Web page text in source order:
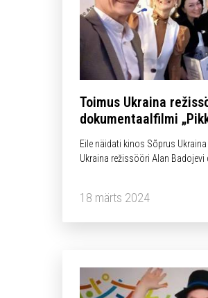
Toimus Ukraina
dokumentaalfilmi
Eile näidati kinos Sõprus
Ukraina režissööri Alan Badojevi
18 märts 2024